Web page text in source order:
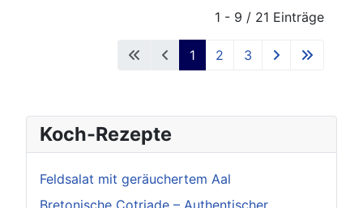
1 - 9 / 21 Einträge
1 2 3
Koch-Rezepte
Feldsalat mit geräuchertem Aal